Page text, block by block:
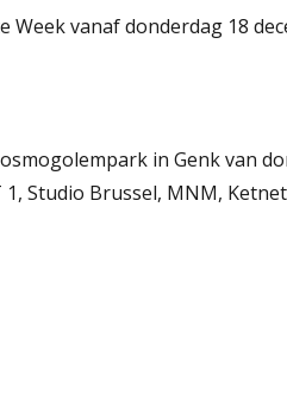
Week vanaf donderdag 18
in Genk van
Studio Brussel, MNM, Ketnet